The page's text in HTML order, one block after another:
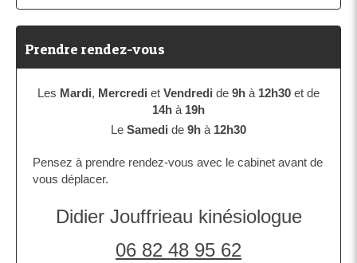
Prendre rendez-vous
Les Mardi, Mercredi et Vendredi de 9h à 12h30 et de
14h à 19h
Le Samedi de 9h à 12h30
Pensez à prendre rendez-vous avec le cabinet avant de
vous déplacer.
Didier Jouffrieau kinésiologue
06 82 48 95 62